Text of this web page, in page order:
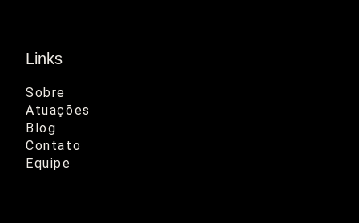
Links
Sobre
Atuações
Blog
Contato
Equipe